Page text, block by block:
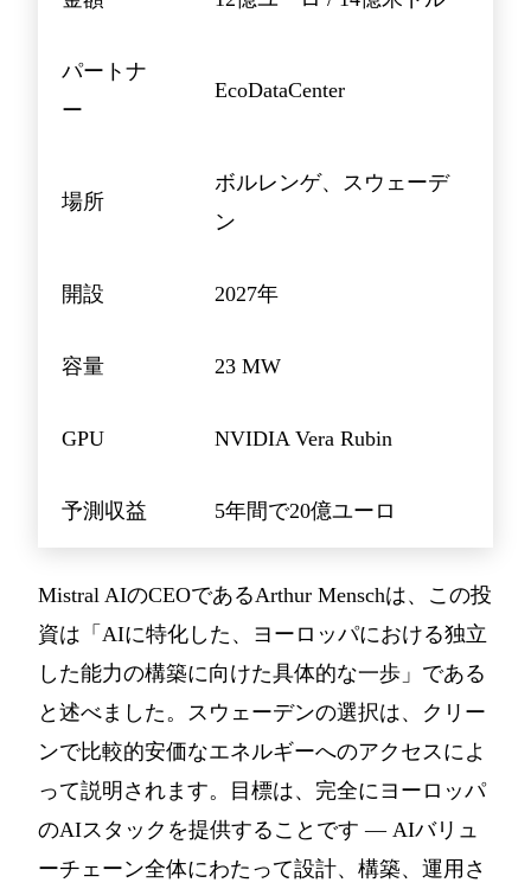
パートナ
ー
EcoDataCenter
場所
ボルレンゲ、スウェーデ
ン
開設 2027年
容量 23 MW
GPU NVIDIA Vera Rubin
予測収益 5年間で20億ユーロ
Mistral AIのCEOであるArthur Menschは、この投
資は「AIに特化した、ヨーロッパにおける独立
した能力の構築に向けた具体的な一歩」である
と述べました。スウェーデンの選択は、クリー
ンで比較的安価なエネルギーへのアクセスによ
って説明されます。目標は、完全にヨーロッパ
のAIスタックを提供することです — AIバリュ
ーチェーン全体にわたって設計、構築、運用さ